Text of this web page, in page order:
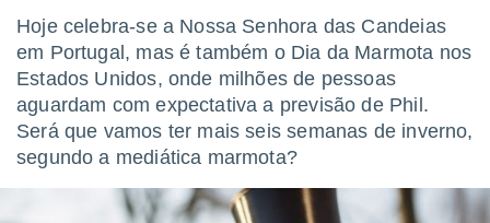
a este
das
e
digital
Hoje celebra-se a Nossa Senhora das Candeias
em Portugal, mas é também o Dia da Marmota nos
Estados Unidos, onde milhões de pessoas
aguardam com expectativa a previsão de Phil.
Será que vamos ter mais seis semanas de inverno,
segundo a mediática marmota?